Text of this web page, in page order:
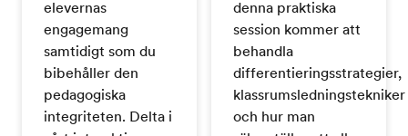
elevernas
engagemang
samtidigt som du
bibehåller den
pedagogiska
integriteten. Delta i
denna praktiska
session kommer att
behandla
differentieringsstrategier,
klassrumsledningstekniker
och hur man